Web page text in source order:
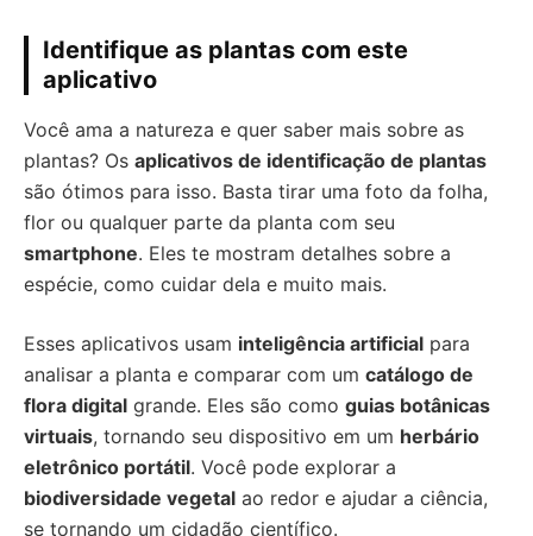
Identifique as plantas com este
aplicativo
Você ama a natureza e quer saber mais sobre as
plantas? Os aplicativos de identificação de plantas
são ótimos para isso. Basta tirar uma foto da folha,
flor ou qualquer parte da planta com seu
smartphone. Eles te mostram detalhes sobre a
espécie, como cuidar dela e muito mais.
Esses aplicativos usam inteligência artificial para
analisar a planta e comparar com um catálogo de
flora digital grande. Eles são como guias botânicas
virtuais, tornando seu dispositivo em um herbário
eletrônico portátil. Você pode explorar a
biodiversidade vegetal ao redor e ajudar a ciência,
se tornando um cidadão científico.